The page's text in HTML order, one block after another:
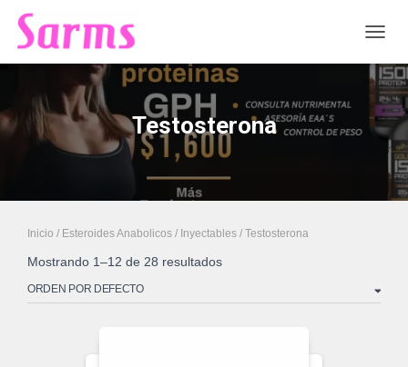
Testosterona
Inicio / Esteroides Anabolicos / Inyectables / Testosterona
Mostrando 1–12 de 28 resultados